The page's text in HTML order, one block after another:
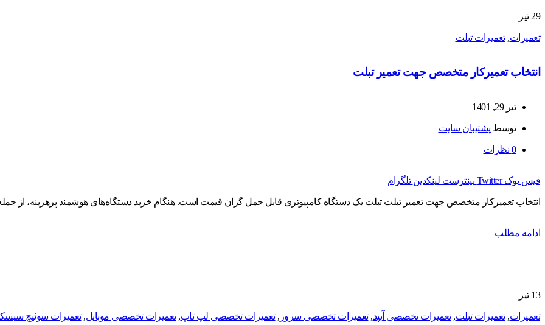
29 تیر
تعمیرات,تعمیرات تبلت
انتخاب تعمیرکار متخصص جهت تعمیر تبلت
تیر 29, 1401
توسط پشتیبان سایت
0 نظرات
فیس بوک Twitter پینترست لینکدین تلگرام
انتخاب تعمیرکار متخصص جهت تعمیر تبلت تبلت یک دستگاه کامپیوتری قابل حمل گران قیمت است. هنگام خرید دستگاه‌های هوشمند پرهزینه، از
ادامه مطلب
13 تیر
تعمیرات,تعمیرات تبلت,تعمیرات تخصصی آیپد,تعمیرات تخصصی سرور ,تعمیرات تخصصی لپ تاپ,تعمیرات تخصصی موبایل,تعمیرات سوئیچ